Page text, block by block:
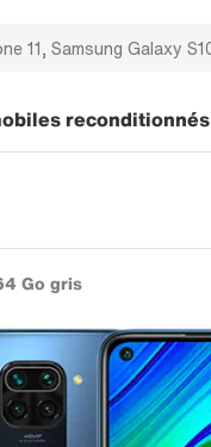
reconditionnés
Go gris